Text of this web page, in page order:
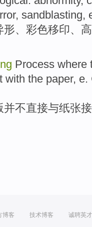
, sandblasting,
形、 彩色移印、 高
Process where
with the paper, e.
并不直接与纸张
博客 技术博客 诚聘英才